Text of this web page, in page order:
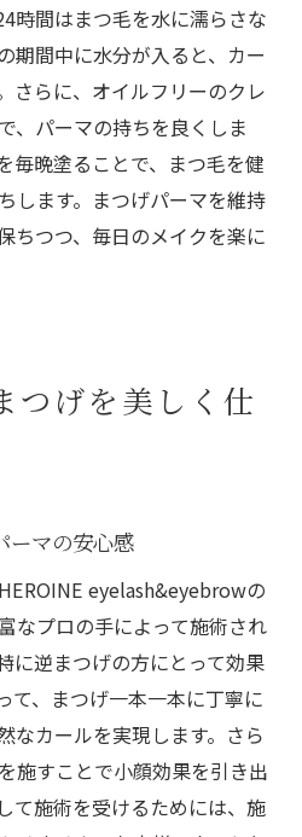
時間はまつ毛を水に濡らさな
期間中に水分が入ると、カー
さらに、オイルフリーのクレ
、パーマの持ちを良くしま
毎晩塗ることで、まつ毛を健
します。まつげパーマを維持
ちつつ、毎日のメイクを楽に
つげを美しく仕
ーマの安心感
eyelash&eyebrowの
なプロの手によって施術され
に逆まつげの方にとって効果
て、まつげ一本一本に丁寧に
なカールを実現します。さら
施すことで小顔効果を引き出
て施術を受けるためには、施